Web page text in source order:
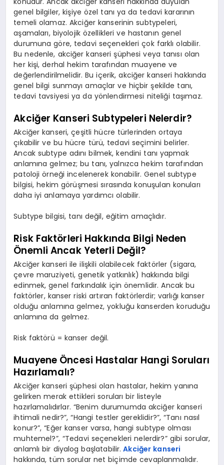
genel bilgiler, kişiye özel tanı ya da tedavi kararının
temeli olamaz. Akciğer kanserinin subtypeleri,
aşamaları, biyolojik özellikleri ve hastanın genel
durumuna göre, tedavi seçenekleri çok farklı olabilir.
Bu nedenle, akciğer kanseri şüphesi veya tanısı olan
her kişi, derhal hekim tarafından muayene ve
değerlendirilmelidir. Bu içerik, akciğer kanseri hakkında
genel bilgi sunmayı amaçlar ve hiçbir şekilde tanı,
tedavi tavsiyesi ya da yönlendirmesi niteliği taşımaz.
Akciğer Kanseri Subtypeleri Nelerdir?
Akciğer kanseri, çeşitli hücre türlerinden ortaya
çıkabilir ve bu hücre türü, tedavi seçimini belirler.
Ancak subtype adını bilmek, kendini tanı yapmak
anlamına gelmez; bu tanı, yalnızca hekim tarafından
patoloji örneği incelenerek konabilir. Genel subtype
bilgisi, hekim görüşmesi sırasında konuşulan konuları
daha iyi anlamaya yardımcı olabilir.
Subtype bilgisi, tanı değil, eğitim amaçlıdır.
Risk Faktörleri Hakkında Bilgi Neden
Önemli Ancak Yeterli Değil?
Akciğer kanseri ile ilişkili olabilecek faktörler (sigara,
çevre maruziyeti, genetik yatkınlık) hakkında bilgi
edinmek, genel farkındalık için önemlidir. Ancak bu
faktörler, kanser riski artıran faktörlerdir; varlığı kanser
olduğu anlamına gelmez, yokluğu kanserden koruduğu
anlamına da gelmez.
Risk faktörü = kanser değil.
Muayene Öncesi Hastalar Hangi Soruları
Hazırlamalı?
Akciğer kanseri şüphesi olan hastalar, hekim yanına
gelirken merak ettikleri soruları bir listeyle
hazırlamalıdırlar. “Benim durumumda akciğer kanseri
ihtimali nedir?”, “Hangi testler gereklidir?”, “Tanı nasıl
konur?”, “Eğer kanser varsa, hangi subtype olması
muhtemel?”, “Tedavi seçenekleri nelerdir?” gibi sorular,
anlamlı bir diyalog başlatabilir. Akciğer kanseri
hakkında, tüm sorular net biçimde cevaplanmalıdır.